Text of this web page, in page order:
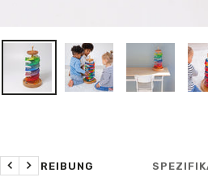
BESCHREIBUNG
Zurück
Weiter